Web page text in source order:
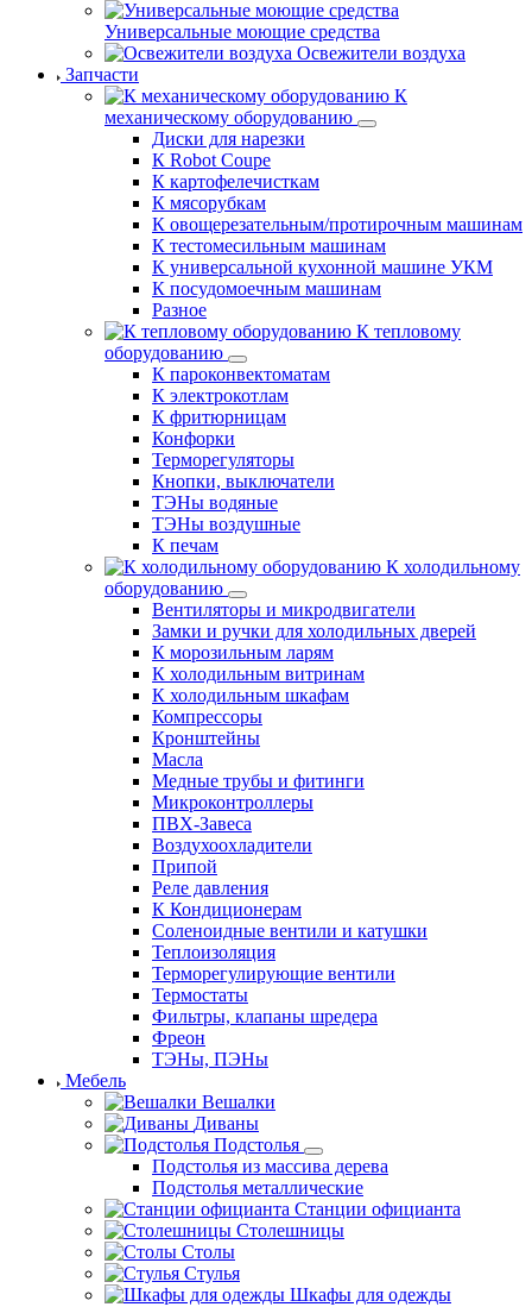
Универсальные моющие средства
Освежители воздуха
Запчасти
К
механическому оборудованию
Диски для нарезки
К Robot Coupe
К картофелечисткам
К мясорубкам
К овощерезательным/протирочным машинам
К тестомесильным машинам
К универсальной кухонной машине УКМ
К посудомоечным машинам
Разное
К тепловому
оборудованию
К пароконвектоматам
К электрокотлам
К фритюрницам
Конфорки
Терморегуляторы
Кнопки, выключатели
ТЭНы водяные
ТЭНы воздушные
К печам
К холодильному
оборудованию
Вентиляторы и микродвигатели
Замки и ручки для холодильных дверей
К морозильным ларям
К холодильным витринам
К холодильным шкафам
Компрессоры
Кронштейны
Масла
Медные трубы и фитинги
Микроконтроллеры
ПВХ-Завеса
Воздухоохладители
Припой
Реле давления
К Кондиционерам
Соленоидные вентили и катушки
Теплоизоляция
Терморегулирующие вентили
Термостаты
Фильтры, клапаны шредера
Фреон
ТЭНы, ПЭНы
Мебель
Вешалки
Диваны
Подстолья
Подстолья из массива дерева
Подстолья металлические
Станции официанта
Столешницы
Столы
Стулья
Шкафы для одежды